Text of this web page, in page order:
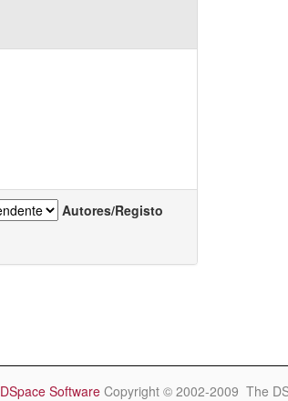
Autores/Registo
DSpace Software Copyright © 2002-2009 The